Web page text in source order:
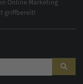
Online Marketing
griffbereit!